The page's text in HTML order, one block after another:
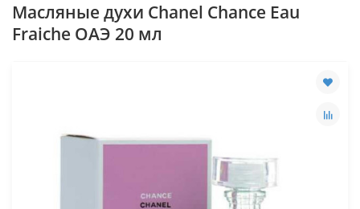
Масляные духи Chanel Chance Eau
Fraiche ОАЭ 20 мл